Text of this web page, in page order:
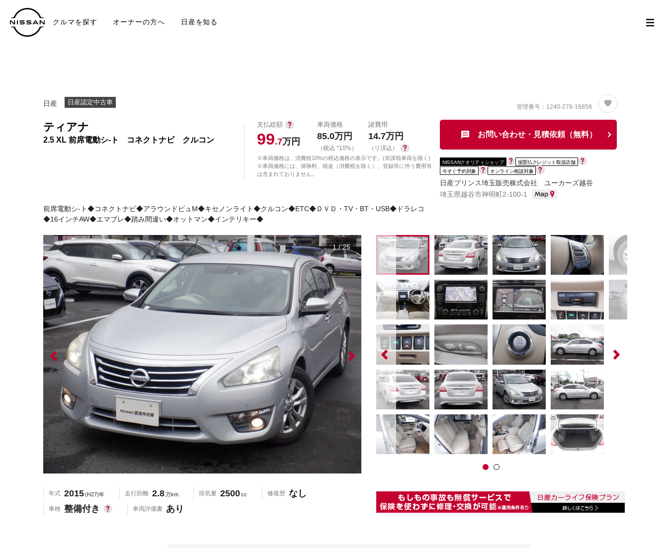
クルマを探す オーナーの方へ 日産を知る
日産 日産認定中古車
ティアナ
2.5 XL 前席電動シ-ト コネクトナビ クルコン
支払総額
99.7万円
車両価格
85.0万円
（税込 *10%）
諸費用
14.7万円
（リ済込）
※車両価格は、消費税10%の税込価格の表示です。(非課税車両を除く)
※車両価格には、保険料、税金（消費税を除く）、登録等に伴う費用等
は含まれておりません。
前席電動シ-ト◆コネクトナビ◆アラウンドビュM◆キセノンライト◆クルコン◆ETC◆ＤＶＤ・TV・BT・USB◆ドラレコ
◆16インチAW◆エマブレ◆踏み間違い◆オットマン◆インテリキー◆
管理番号：1240-278-16858
お問い合わせ・見積依頼（無料）
NISSANクオリティショップ
据置払クレジット取扱店舗
今すぐ予約対象
オンライン相談対象
日産プリンス埼玉販売株式会社 ユーカーズ越谷
埼玉県越谷市神明町2-100-1
1/25
年式 2015(H27)年 走行距離 2.8万km 排気量 2500cc 修復歴 なし
車検 整備付き 車両評価書 あり